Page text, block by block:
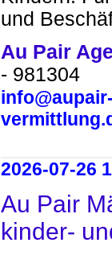
und
Au Pair
- 981304
2026-07-26
Au Pair
kinder-